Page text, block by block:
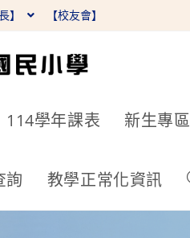
】 【校友會】
114學年課表 新生專區
詢 教學正常化資訊